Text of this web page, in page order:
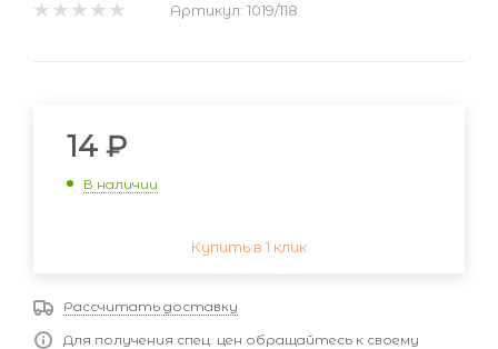
Артикул: 1019/118
14 ₽
В наличии
Купить в 1 клик
Рассчитать доставку
Для получения спец. цен обращайтесь к своему